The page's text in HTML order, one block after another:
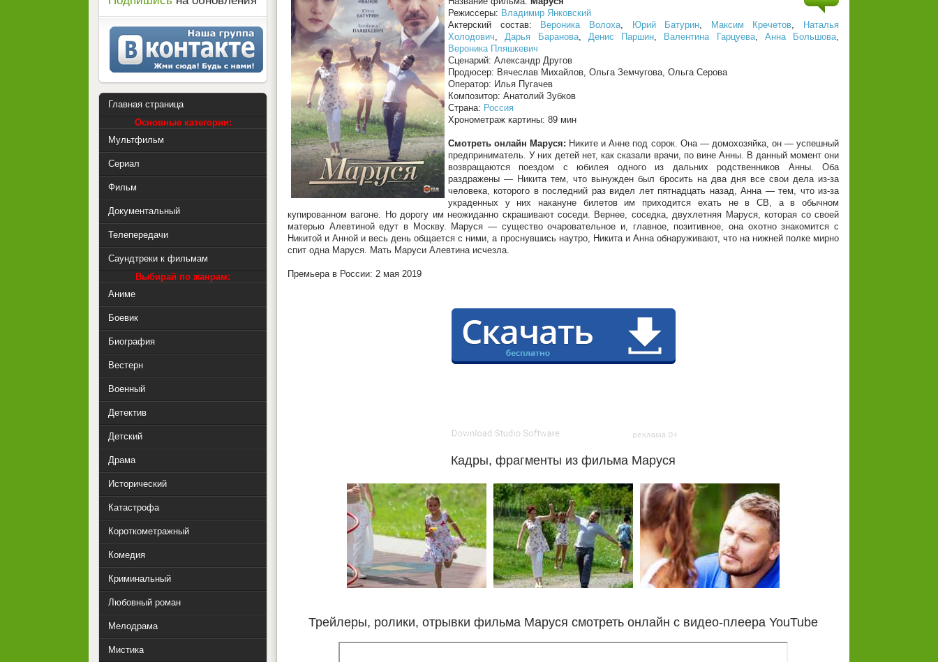
Режиссеры: Владимир Янковский
Актерский состав:
Вероника Волоха, Юрий Батурин, Максим Кречетов,
Наталья
Холодович,Дарья Баранова, Денис Паршин, Валентина Гарцуева, Анна Большова,
Вероника Пляшкевич
Сценарий: Александр Другов
Продюсер: Вячеслав Михайлов, Ольга Земчугова, Ольга Серова
Оператор: Илья Пугачев
Композитор: Анатолий Зубков
Страна: Россия
Хронометраж картины: 89 мин
Смотреть онлайн Маруся: Никите и Анне под сорок. Она — домохозяйка, он — успешный
предприниматель. У них детей нет, как сказали врачи, по вине Анны. В данный момент они
возвращаются поездом с юбилея одного из дальних родственников Анны. Оба
раздражены — Никита тем, что вынужден был бросить на два дня все свои дела из-за
человека, которого в последний раз видел лет пятнадцать назад, Анна — тем, что из-за
украденных у них накануне билетов им приходится ехать не в СВ, а в обычном
купированном вагоне. Но дорогу им неожиданно скрашивают соседи. Вернее, соседка, двухлетняя Маруся, которая со своей
матерью Алевтиной едут в Москву. Маруся — существо очаровательное и, главное, позитивное, она охотно знакомится с
Никитой и Анной и весь день общается с ними, а проснувшись наутро, Никита и Анна обнаруживают, что на нижней полке мирно
спит одна Маруся. Мать Маруси Алевтина исчезла.
Премьера в России: 2 мая 2019
Кадры, фрагменты из фильма Маруся
Трейлеры, ролики, отрывки фильма Маруся смотреть онлайн с видео-плеера YouTube
Главная страница
Основные категории:
Мультфильм
Сериал
Фильм
Документальный
Телепередачи
Саундтреки к фильмам
Выбирай по жанрам:
Аниме
Боевик
Биография
Вестерн
Военный
Детектив
Детский
Драма
Исторический
Катастрофа
Короткометражный
Комедия
Криминальный
Любовный роман
Мелодрама
Мистика